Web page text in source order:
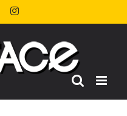
Instagram